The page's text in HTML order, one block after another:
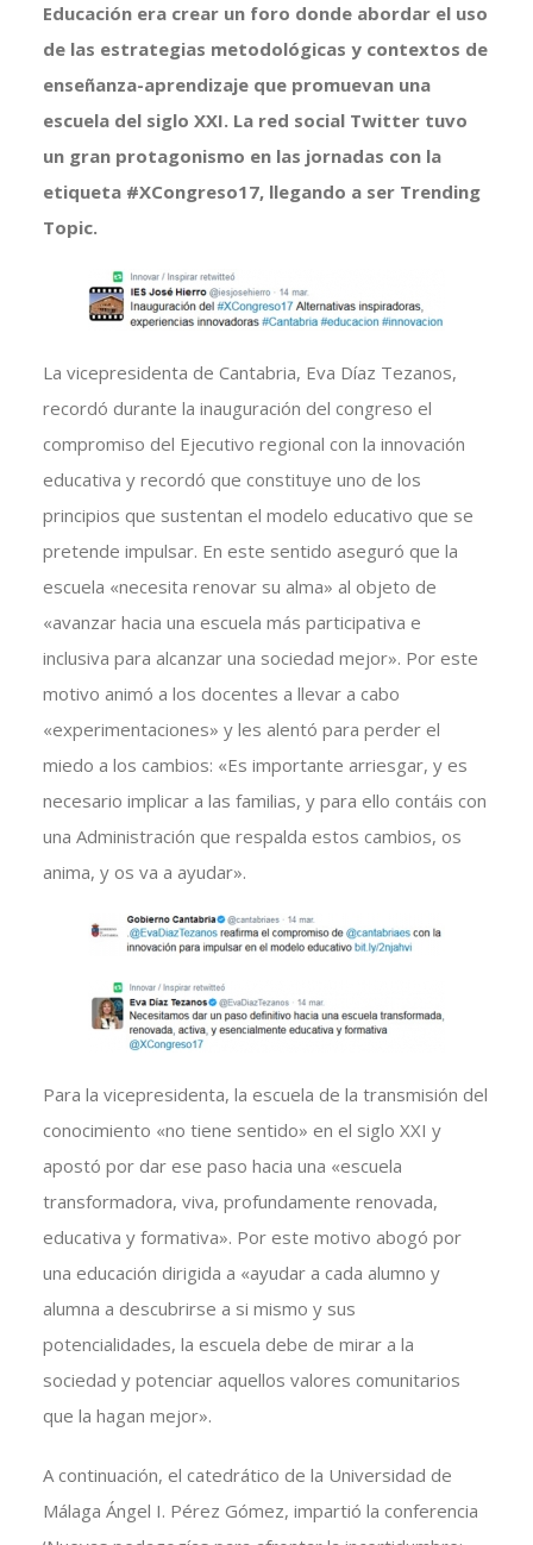
Educación era crear un foro donde abordar el uso
de las estrategias metodológicas y contextos de
enseñanza-aprendizaje que promuevan una
escuela del siglo XXI. La red social Twitter tuvo
un gran protagonismo en las jornadas con la
etiqueta #XCongreso17, llegando a ser Trending
Topic.
La vicepresidenta de Cantabria, Eva Díaz Tezanos,
recordó durante la inauguración del congreso el
compromiso del Ejecutivo regional con la innovación
educativa y recordó que constituye uno de los
principios que sustentan el modelo educativo que se
pretende impulsar. En este sentido aseguró que la
escuela «necesita renovar su alma» al objeto de
«avanzar hacia una escuela más participativa e
inclusiva para alcanzar una sociedad mejor». Por este
motivo animó a los docentes a llevar a cabo
«experimentaciones» y les alentó para perder el
miedo a los cambios: «Es importante arriesgar, y es
necesario implicar a las familias, y para ello contáis con
una Administración que respalda estos cambios, os
anima, y os va a ayudar».
Para la vicepresidenta, la escuela de la transmisión del
conocimiento «no tiene sentido» en el siglo XXI y
apostó por dar ese paso hacia una «escuela
transformadora, viva, profundamente renovada,
educativa y formativa». Por este motivo abogó por
una educación dirigida a «ayudar a cada alumno y
alumna a descubrirse a si mismo y sus
potencialidades, la escuela debe de mirar a la
sociedad y potenciar aquellos valores comunitarios
que la hagan mejor».
A continuación, el catedrático de la Universidad de
Málaga Ángel I. Pérez Gómez, impartió la conferencia